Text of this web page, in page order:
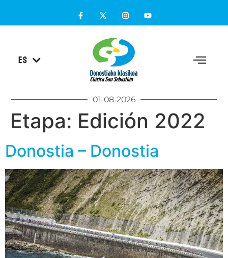
ES
EN
01-08-2026
Etapa: Edición 2022
Donostia – Donostia